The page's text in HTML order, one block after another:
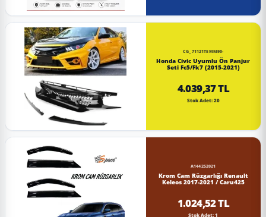
CG_71121TEMM90-
Honda Civic Uyumlu Ön Panjur
Seti Fc5/Fk7 (2015-2021)
4.039,37 TL
Stok Adet: 20
A144252021
Krom Cam Rüzgarlığı Renault
Keleos 2017-2021 / Caru425
1.024,52 TL
Stok Adet: 1